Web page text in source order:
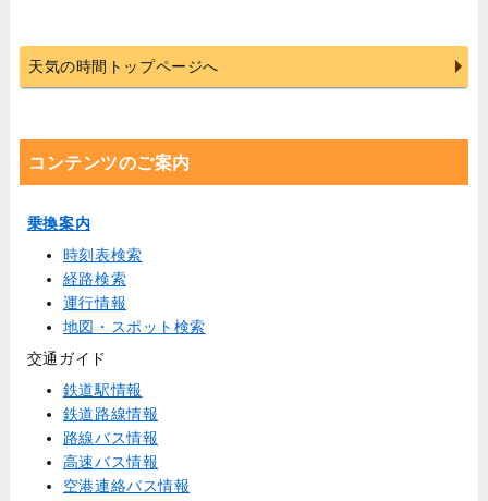
天気の時間トップページへ
コンテンツのご案内
乗換案内
時刻表検索
経路検索
運行情報
地図・スポット検索
交通ガイド
鉄道駅情報
鉄道路線情報
路線バス情報
高速バス情報
空港連絡バス情報